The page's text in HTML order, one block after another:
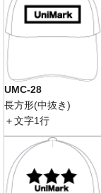
UMC-28
長方形(中抜き)
＋文字1行